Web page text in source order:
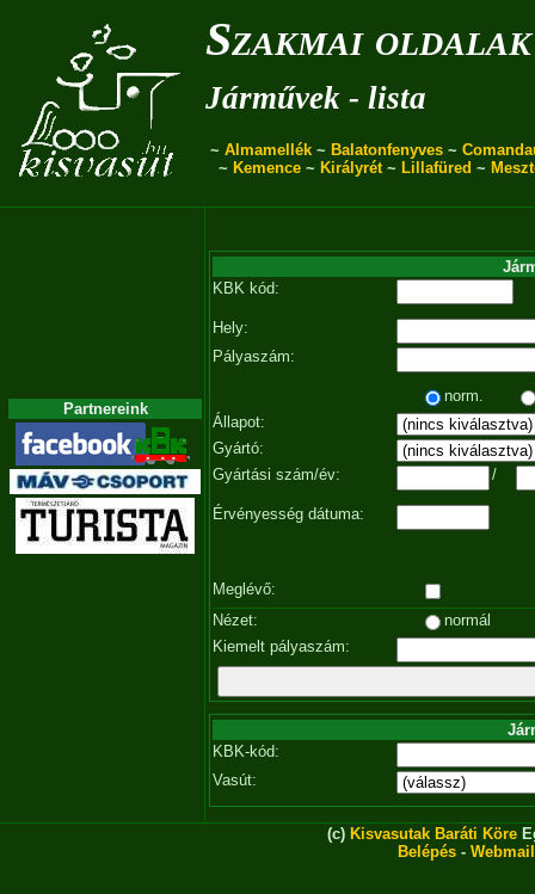
Szakmai oldalak
Járművek - lista
~ Almamellék ~ Balatonfenyves ~
~ Kemence~ Királyrét~ Lillafüred ~
Partnereink
KBK kód:
Hely:
Pályaszám:
norm.
Állapot:
Gyártó:
Gyártási szám/év:
/
Érvényesség dátuma:
Meglévő:
Nézet:
normál
Kiemelt pályaszám:
KBK-kód:
Vasút:
(c) Kisvasutak Baráti Köre
Belépés - Webmail